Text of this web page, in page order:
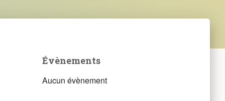
Évènements
Aucun évènement